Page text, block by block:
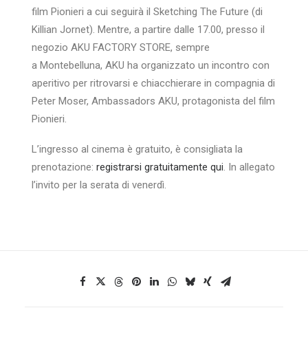
film Pionieri a cui seguirà il Sketching The Future (di
Killian Jornet). Mentre, a partire dalle 17.00, presso il
negozio AKU FACTORY STORE, sempre
a Montebelluna, AKU ha organizzato un incontro con
aperitivo per ritrovarsi e chiacchierare in compagnia di
Peter Moser, Ambassadors AKU, protagonista del film
Pionieri.
L’ingresso al cinema è gratuito, è consigliata la
prenotazione: registrarsi gratuitamente qui. In allegato
l’invito per la serata di venerdì.